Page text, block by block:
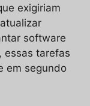
exigiriam
software
essas tarefas
em segundo